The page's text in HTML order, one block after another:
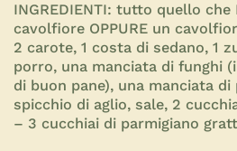
INGREDIENTI: tutto quello che
cavolfiore OPPURE un
2 carote, 1 costa di sedano, 1
porro, una manciata di funghi
di buon pane), una manciata di
spicchio di aglio, sale, 2
– 3 cucchiai di parmigiano